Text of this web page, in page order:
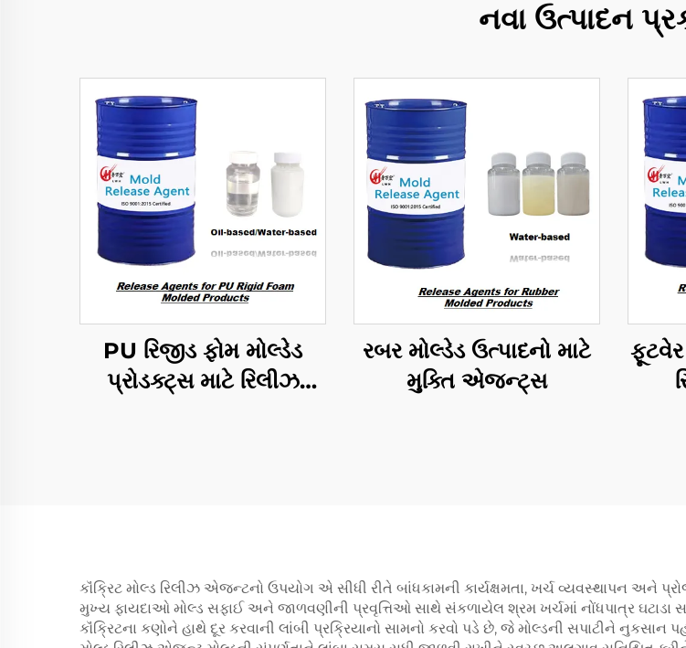
નવા ઉત્પાદન
PU રિજીડ ફોમ મોલ્ડેડ
પ્રોડક્ટ્સ માટે રિલીઝ
રબર મોલ્ડેડ ઉત્પાદનો માટે
મુક્તિ એજન્ટ્સ
ફૂટવેર
કૉંક્રિટ મોલ્ડ રિલીઝ એજન્ટનો ઉપયોગ એ સીધી રીતે બાંધકામની કાર્યક્ષમતા, ખર્ચ વ્યવસ્થાપન અને
મુખ્ય ફાયદાઓ મોલ્ડ સફાઈ અને જાળવણીની પ્રવૃત્તિઓ સાથે સંકળાયેલ શ્રમ ખર્ચમાં નોંધપાત્ર ઘટાડા
કૉંક્રિટના કણોને હાથે દૂર કરવાની લાંબી પ્રક્રિયાનો સામનો કરવો પડે છે, જે મોલ્ડની સપાટીને